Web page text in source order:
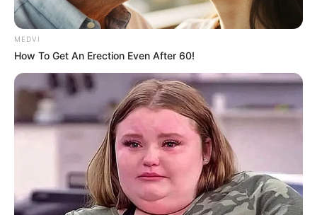
MEDVI
How To Get An Erection Even After 60!